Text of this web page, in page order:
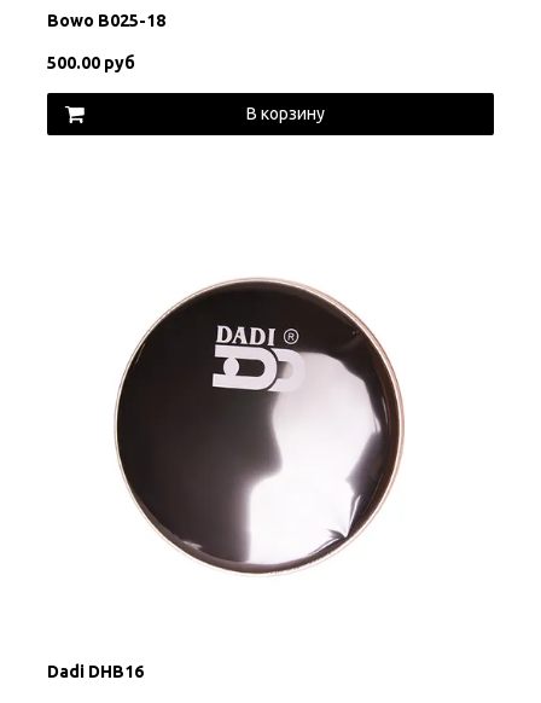
Bowo B025-18
500.00 руб
В корзину
Dadi DHB16